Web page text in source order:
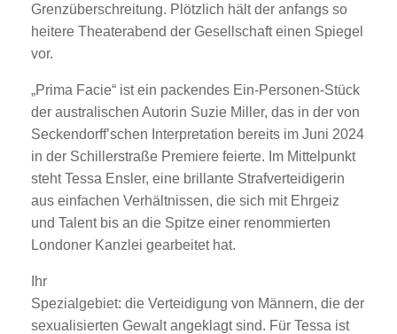
Grenzüberschreitung. Plötzlich hält der anfangs so
heitere Theaterabend der Gesellschaft einen Spiegel
vor.
„Prima Facie“ ist ein packendes Ein-Personen-Stück
der australischen Autorin Suzie Miller, das in der von
Seckendorff’schen Interpretation bereits im Juni 2024
in der Schillerstraße Premiere feierte. Im Mittelpunkt
steht Tessa Ensler, eine brillante Strafverteidigerin
aus einfachen Verhältnissen, die sich mit Ehrgeiz
und Talent bis an die Spitze einer renommierten
Londoner Kanzlei gearbeitet hat.
Ihr
Spezialgebiet: die Verteidigung von Männern, die der
sexualisierten Gewalt angeklagt sind. Für Tessa ist